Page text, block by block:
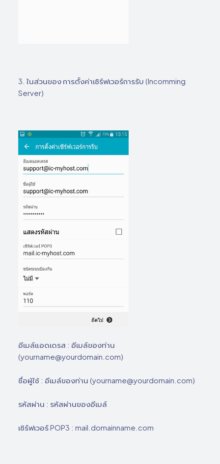
3. ในส่วนของ การตั้งค่าเซิร์ฟเวอร์การรับ (Incomming
Server)
อีเมล์แอดเดรส : อีเมล์ของท่าน
(yourname@yourdomain.com)
ชื่อผู้ใช้ : อีเมล์ของท่าน (yourname@yourdomain.com)
รหัสผ่าน : รหัสผ่านของอีเมล์
เซิร์ฟเวอร์ POP3 : mail.domainname.com